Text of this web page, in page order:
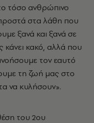
τόσο ανθρώπινο
στα λάθη που
ξανά και ξανά σε
κάνει κακό, αλλά που
τον εαυτό
τη ζωή μας στο
να κυλήσουν».
του 2ου